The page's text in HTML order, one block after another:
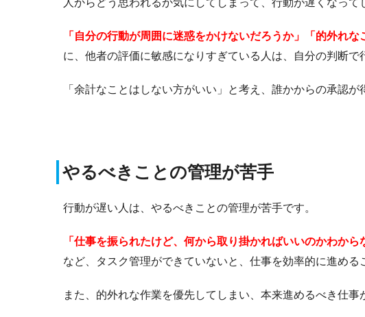
人からどう思われるか気にしてしまって、行動が遅くなって
「自分の行動が周囲に迷惑をかけないだろうか」「的外れ
に、他者の評価に敏感になりすぎている人は、自分の判断で
「余計なことはしない方がいい」と考え、誰かからの承認
やるべきことの管理が苦手
行動が遅い人は、やるべきことの管理が苦手です。
「仕事を振られたけど、何から取り掛かればいいのかわか
など、タスク管理ができていないと、仕事を効率的に進める
また、的外れな作業を優先してしまい、本来進めるべき仕事